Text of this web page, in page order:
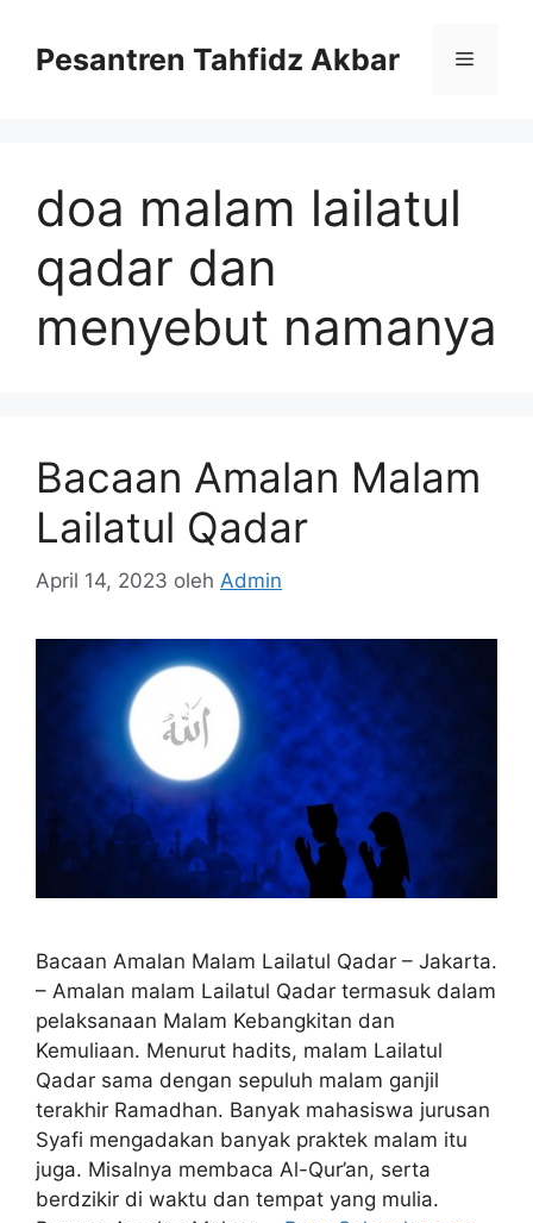
Pesantren Tahfidz Akbar Menu
doa malam lailatul
qadar dan
menyebut namanya
Bacaan Amalan Malam
Lailatul Qadar
April 14, 2023 oleh Admin
Bacaan Amalan Malam Lailatul Qadar – Jakarta.
– Amalan malam Lailatul Qadar termasuk dalam
pelaksanaan Malam Kebangkitan dan
Kemuliaan. Menurut hadits, malam Lailatul
Qadar sama dengan sepuluh malam ganjil
terakhir Ramadhan. Banyak mahasiswa jurusan
Syafi mengadakan banyak praktek malam itu
juga. Misalnya membaca Al-Qur’an, serta
berdzikir di waktu dan tempat yang mulia.